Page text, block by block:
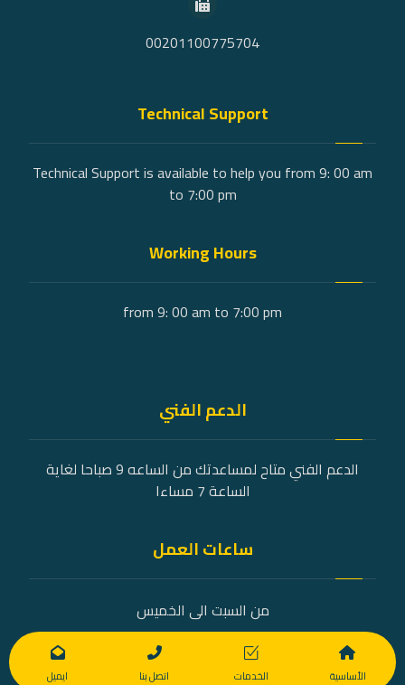
00201100775704
Technical Support
Technical Support is available to help you from 9: 00 am
to 7:00 pm
Working Hours
from 9: 00 am to 7:00 pm
الدعم الفني
الدعم الفني متاح لمساعدتك من الساعه 9 صباحا لغاية
الساعة 7 مساءا
ساعات العمل
من السبت الى الخميس
9 صباحًا - 7 مساءً
الأساسية الخدمات اتصل بنا ايميل